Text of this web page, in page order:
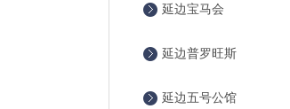
延边宝马会
延边普罗旺斯
延边五号公馆